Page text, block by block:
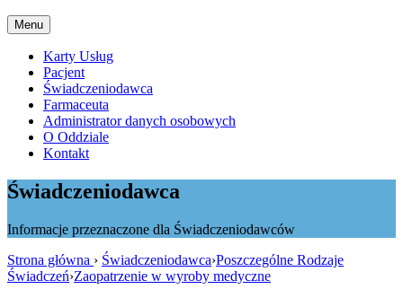
Menu
Karty Usług
Pacjent
Świadczeniodawca
Farmaceuta
Administrator danych osobowych
O Oddziale
Kontakt
Świadczeniodawca
Informacje przeznaczone dla Świadczeniodawców
Strona główna › Świadczeniodawca›Poszczególne Rodzaje
Świadczeń›Zaopatrzenie w wyroby medyczne